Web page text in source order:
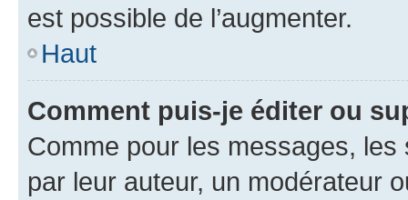
est possible de l’augmenter.
Haut
Comment puis-je éditer ou
Comme pour les messages,
par leur auteur, un modérateur